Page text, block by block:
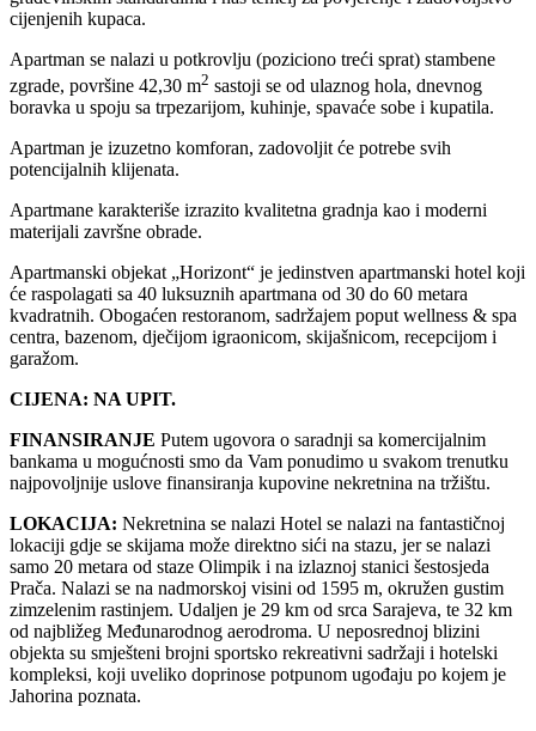
cijenjenih kupaca.
Apartman se nalazi u potkrovlju (poziciono treći sprat) stambene
zgrade, površine 42,30 m2 sastoji se od ulaznog hola, dnevnog
boravka u spoju sa trpezarijom, kuhinje, spavaće sobe i kupatila.
Apartman je izuzetno komforan, zadovoljit će potrebe svih
potencijalnih klijenata.
Apartmane karakteriše izrazito kvalitetna gradnja kao i moderni
materijali završne obrade.
Apartmanski objekat „Horizont“ je jedinstven apartmanski hotel koji
će raspolagati sa 40 luksuznih apartmana od 30 do 60 metara
kvadratnih. Obogaćen restoranom, sadržajem poput wellness & spa
centra, bazenom, dječijom igraonicom, skijašnicom, recepcijom i
garažom.
CIJENA: NA UPIT.
FINANSIRANJE Putem ugovora o saradnji sa komercijalnim
bankama u mogućnosti smo da Vam ponudimo u svakom trenutku
najpovoljnije uslove finansiranja kupovine nekretnina na tržištu.
LOKACIJA: Nekretnina se nalazi Hotel se nalazi na fantastičnoj
lokaciji gdje se skijama može direktno sići na stazu, jer se nalazi
samo 20 metara od staze Olimpik i na izlaznoj stanici šestosjeda
Prača. Nalazi se na nadmorskoj visini od 1595 m, okružen gustim
zimzelenim rastinjem. Udaljen je 29 km od srca Sarajeva, te 32 km
od najbližeg Međunarodnog aerodroma. U neposrednoj blizini
objekta su smješteni brojni sportsko rekreativni sadržaji i hotelski
kompleksi, koji uveliko doprinose potpunom ugođaju po kojem je
Jahorina poznata.